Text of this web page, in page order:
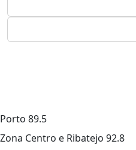
Porto 89.5
Zona Centro e Ribatejo 92.8